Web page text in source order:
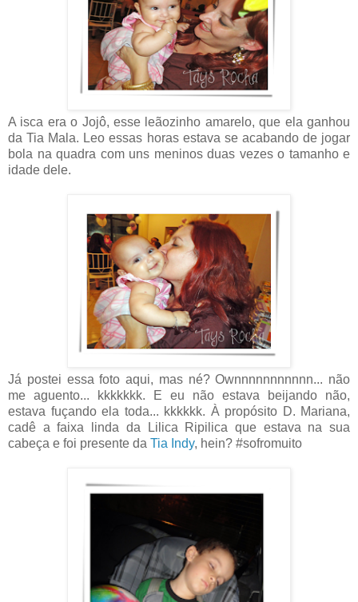
A isca era o Jojô, esse leãozinho amarelo, que ela ganhou
da Tia Mala. Leo essas horas estava se acabando de jogar
bola na quadra com uns meninos duas vezes o tamanho e
idade dele.
Já postei essa foto aqui, mas né? Ownnnnnnnnnnn... não
me aguento... kkkkkkk. E eu não estava beijando não,
estava fuçando ela toda... kkkkkk. À propósito D. Mariana,
cadê a faixa linda da Lilica Ripilica que estava na sua
cabeça e foi presente da Tia Indy, hein? #sofromuito